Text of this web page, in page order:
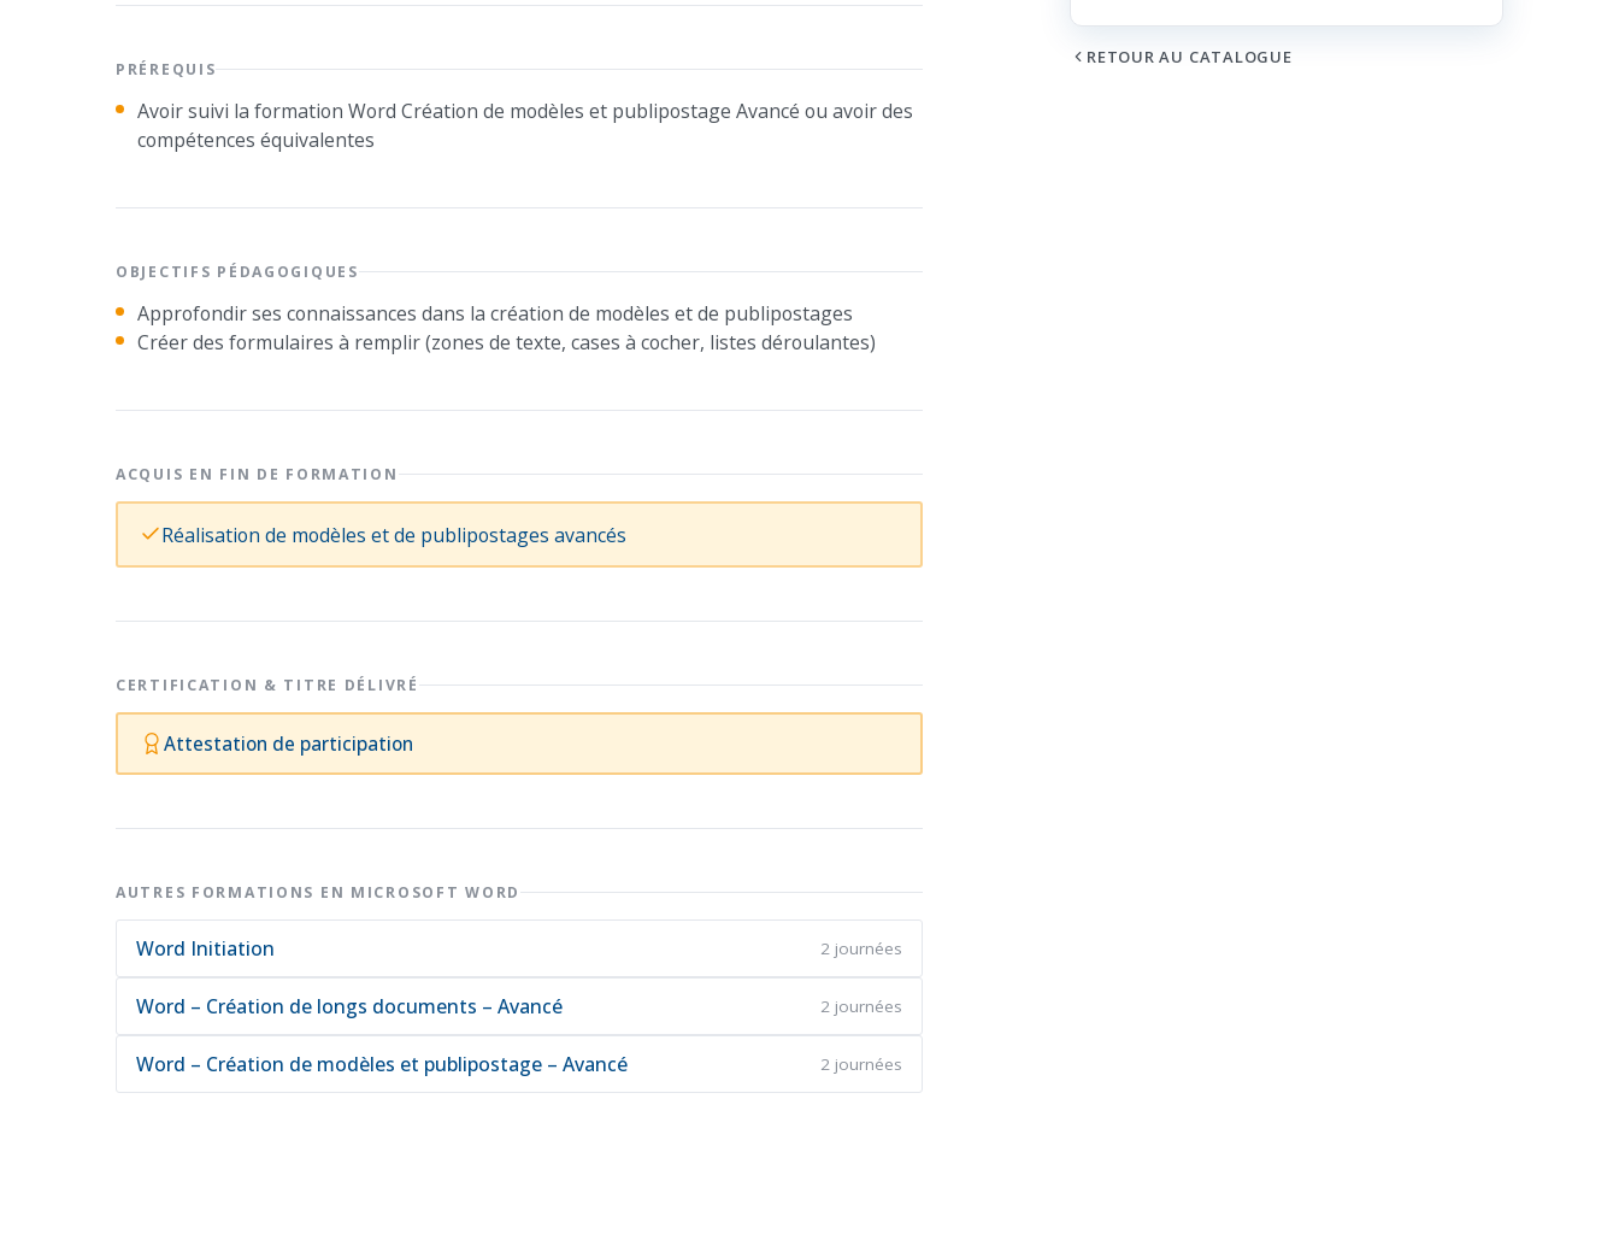
PRÉREQUIS
Avoir suivi la formation Word Création de modèles et publipostage Avancé ou avoir des
compétences équivalentes
OBJECTIFS PÉDAGOGIQUES
Approfondir ses connaissances dans la création de modèles et de publipostages
Créer des formulaires à remplir (zones de texte, cases à cocher, listes déroulantes)
ACQUIS EN FIN DE FORMATION
Réalisation de modèles et de publipostages avancés
CERTIFICATION & TITRE DÉLIVRÉ
Attestation de participation
AUTRES FORMATIONS EN MICROSOFT WORD
Word Initiation 2 journées
Word – Création de longs documents – Avancé 2 journées
Word – Création de modèles et publipostage – Avancé 2 journées
RETOUR AU CATALOGUE